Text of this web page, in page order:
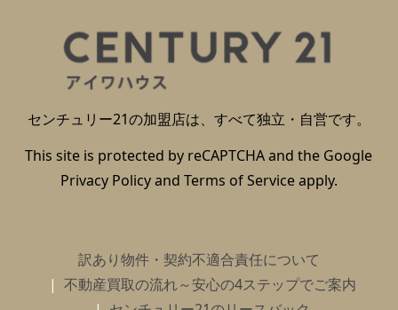
センチュリー21の加盟店は、すべて独立・自営です。
This site is protected by reCAPTCHA and the Google
Privacy Policyand Terms of Serviceapply.
訳あり物件・契約不適合責任について
不動産買取の流れ～安心の4ステップでご案内